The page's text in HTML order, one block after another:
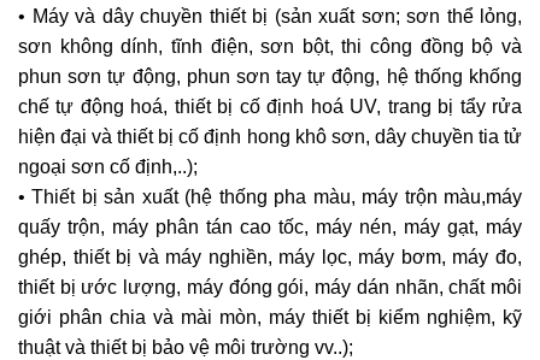
• Máy và dây chuyền thiết bị (sản xuất sơn; sơn thể lỏng,
sơn không dính, tĩnh điện, sơn bột, thi công đồng bộ và
phun sơn tự động, phun sơn tay tự động, hệ thống khống
chế tự động hoá, thiết bị cố định hoá UV, trang bị tẩy rửa
hiện đại và thiết bị cố định hong khô sơn, dây chuyền tia tử
ngoại sơn cố định,..);
• Thiết bị sản xuất (hệ thống pha màu, máy trộn màu,máy
quấy trộn, máy phân tán cao tốc, máy nén, máy gạt, máy
ghép, thiết bị và máy nghiền, máy lọc, máy bơm, máy đo,
thiết bị ước lượng, máy đóng gói, máy dán nhãn, chất môi
giới phân chia và mài mòn, máy thiết bị kiểm nghiệm, kỹ
thuật và thiết bị bảo vệ môi trường vv..);